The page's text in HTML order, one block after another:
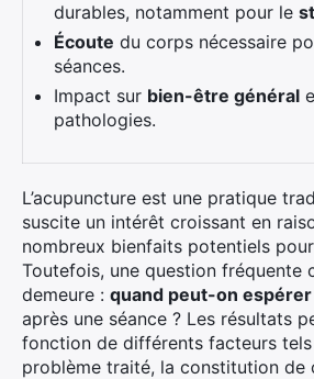
durables, notamment pour le
Écoute du corps nécessaire
séances.
Impact sur bien-être général
pathologies.
L’acupuncture est une pratique
suscite un intérêt croissant en
nombreux bienfaits potentiels
Toutefois, une question fréquente
demeure : quand peut-on
après une séance ? Les résultats
fonction de différents facteurs
problème traité, la constitution de